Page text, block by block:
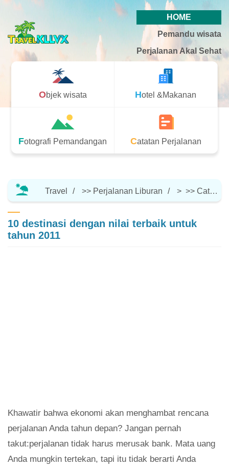
HOME
Pemandu wisata
Perjalanan Akal Sehat
Objek wisata Hotel &Makanan
Fotografi Pemandangan Catatan Perjalanan
Travel >> Perjalanan Liburan > >> Catatan Perjalanan
10 destinasi dengan nilai terbaik untuk
tahun 2011
Khawatir bahwa ekonomi akan menghambat rencana
perjalanan Anda tahun depan? Jangan pernah
takut:perjalanan tidak harus merusak bank. Mata uang
Anda mungkin tertekan, tapi itu tidak berarti Anda